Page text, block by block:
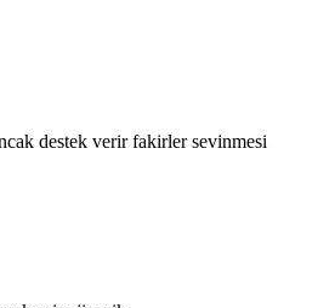
destek verir fakirler sevinmesi